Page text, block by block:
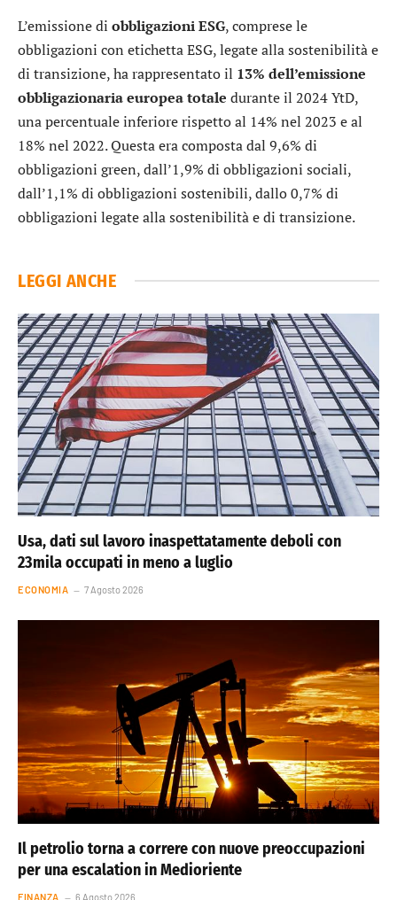
L’emissione di obbligazioni ESG, comprese le
obbligazioni con etichetta ESG, legate alla sostenibilità e
di transizione, ha rappresentato il 13% dell’emissione
obbligazionaria europea totale durante il 2024 YtD,
una percentuale inferiore rispetto al 14% nel 2023 e al
18% nel 2022. Questa era composta dal 9,6% di
obbligazioni green, dall’1,9% di obbligazioni sociali,
dall’1,1% di obbligazioni sostenibili, dallo 0,7% di
obbligazioni legate alla sostenibilità e di transizione.
LEGGI ANCHE
Usa, dati sul lavoro inaspettatamente deboli con
23mila occupati in meno a luglio
ECONOMIA 7 Agosto 2026
Il petrolio torna a correre con nuove preoccupazioni
per una escalation in Medioriente
FINANZA 6 Agosto 2026